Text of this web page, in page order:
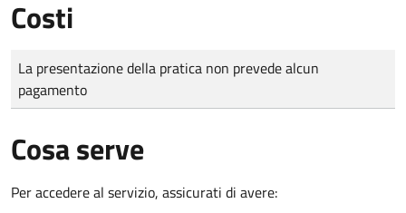
Costi
Tipo di pagamento
Importo
La presentazione della pratica non prevede alcun
pagamento
Cosa serve
Per accedere al servizio, assicurati di avere: